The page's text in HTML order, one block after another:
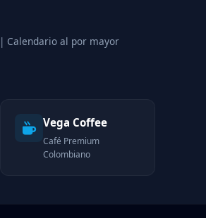
| Calendario al por mayor
Vega Coffee
Café Premium
Colombiano